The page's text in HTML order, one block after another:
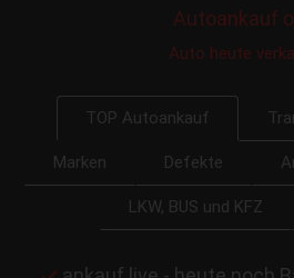
Autoankauf
Auto heute
TOP Autoankauf
Marken Defekte
LKW, BUS und KFZ